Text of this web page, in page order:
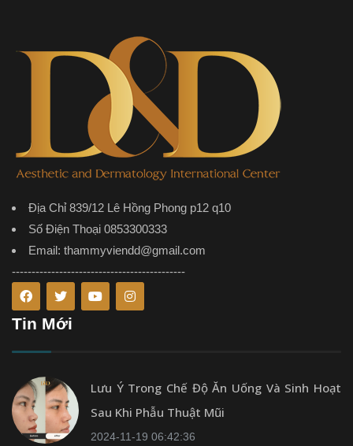
Địa Chỉ 839/12 Lê Hồng Phong p12 q10
Số Điện Thoại 0853300333
Email: thammyviendd@gmail.com
--------------------------------------------
Tin Mới
Lưu Ý Trong Chế Độ Ăn Uống Và Sinh Hoạt
Sau Khi Phẫu Thuật Mũi
2024-11-19 06:42:36